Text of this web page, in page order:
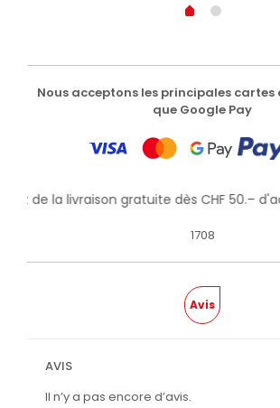
Nous acceptons les principales
que Google Pay
de la livraison gratuite dès CHF 50.–
1708
Avis
AVIS
Il n’y a pas encore d’avis.